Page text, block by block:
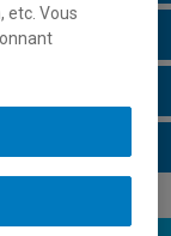
etc. Vous